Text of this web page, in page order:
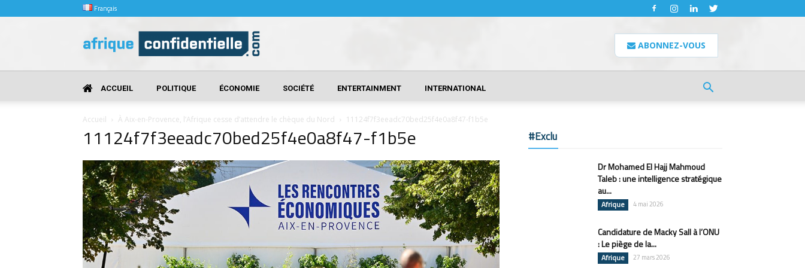
Français
Confidentielle
ABONNEZ-VOUS
ACCUEIL POLITIQUE ÉCONOMIE SOCIÉTÉ ENTERTAINMENT INTERNATIONAL
Accueil À Aix-en-Provence, l’Afrique cesse d’attendre le chèque du Nord 11124f7f3eeadc70bed25f4e0a8f47-f1b5e
11124f7f3eeadc70bed25f4e0a8f47-f1b5e #Exclu
Dr Mohamed El Hajj Mahmoud
Taleb : une intelligence stratégique
au...
Afrique 4 mai 2026
Candidature de Macky Sall à l’ONU
: Le piège de la...
Afrique 27 mars 2026